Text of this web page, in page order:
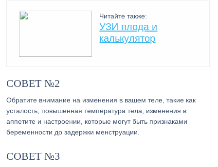
Читайте также:
УЗИ плода и
калькулятор
СОВЕТ №2
Обратите внимание на изменения в вашем теле, такие как
усталость, повышенная температура тела, изменения в
аппетите и настроении, которые могут быть признаками
беременности до задержки менструации.
СОВЕТ №3